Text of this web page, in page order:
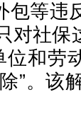
包等违
对社保
和劳
”。该